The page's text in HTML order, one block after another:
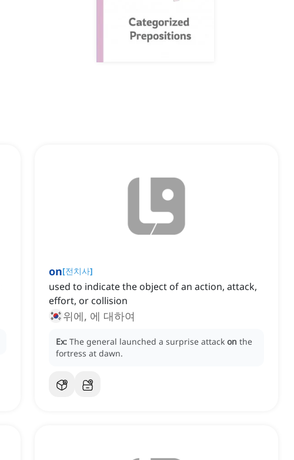
on[전치사]
used to indicate the object of an action, attack,
effort, or collision
위에, 에 대하여
Ex: The general launched a surprise attack on the
fortress at dawn.